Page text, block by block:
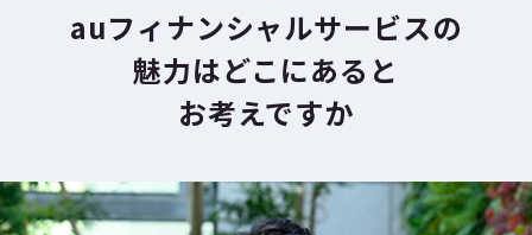
auフィナンシャルサービスの
魅力はどこにあると
お考えですか